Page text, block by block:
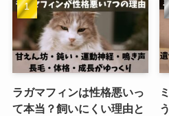
ラガマフィンは性格悪いっ
て本当？飼いにくい理由と